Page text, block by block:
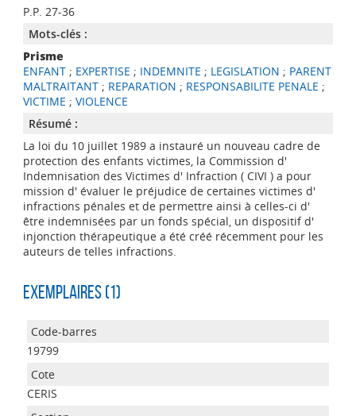
P.P. 27-36
Mots-clés :
Prisme
ENFANT; EXPERTISE ; INDEMNITE ; LEGISLATION ; PARENT
MALTRAITANT; REPARATION ; RESPONSABILITE PENALE ;
VICTIME ; VIOLENCE
Résumé :
La loi du 10 juillet 1989 a instauré un nouveau cadre de
protection des enfants victimes, la Commission d'
Indemnisation des Victimes d' Infraction ( CIVI ) a pour
mission d' évaluer le préjudice de certaines victimes d'
infractions pénales et de permettre ainsi à celles-ci d'
être indemnisées par un fonds spécial, un dispositif d'
injonction thérapeutique a été créé récemment pour les
auteurs de telles infractions.
Exemplaires (1)
19799
CERIS